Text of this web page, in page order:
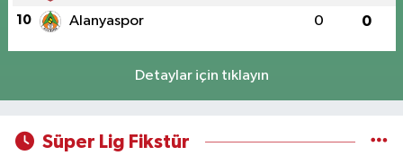
10 Alanyaspor 0 0
Detaylar için tıklayın
Süper Lig Fikstür